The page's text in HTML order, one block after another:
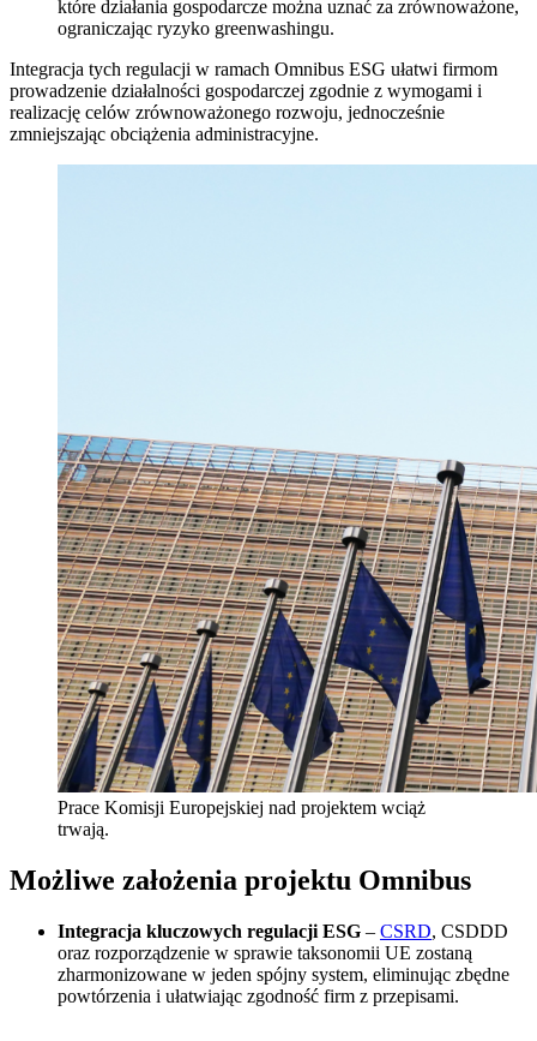
które działania gospodarcze można uznać za zrównoważone,
ograniczając ryzyko greenwashingu.
Integracja tych regulacji w ramach Omnibus ESG ułatwi firmom
prowadzenie działalności gospodarczej zgodnie z wymogami i
realizację celów zrównoważonego rozwoju, jednocześnie
zmniejszając obciążenia administracyjne.
Prace Komisji Europejskiej nad projektem wciąż
trwają.
Możliwe założenia projektu Omnibus
Integracja kluczowych regulacji ESG – CSRD, CSDDD
oraz rozporządzenie w sprawie taksonomii UE zostaną
zharmonizowane w jeden spójny system, eliminując zbędne
powtórzenia i ułatwiając zgodność firm z przepisami.